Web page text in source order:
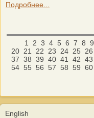
Подробнее...
1 2 3 4 5 6 7 8 9
20 21 22 23 24 25 26
37 38 39 40 41 42 43
54 55 56 57 58 59 60
English